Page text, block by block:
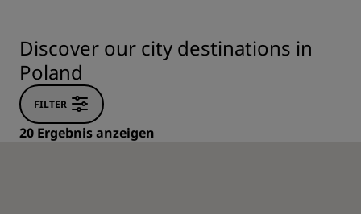
Discover our city destinations in
Poland
FILTER
20 Ergebnis anzeigen